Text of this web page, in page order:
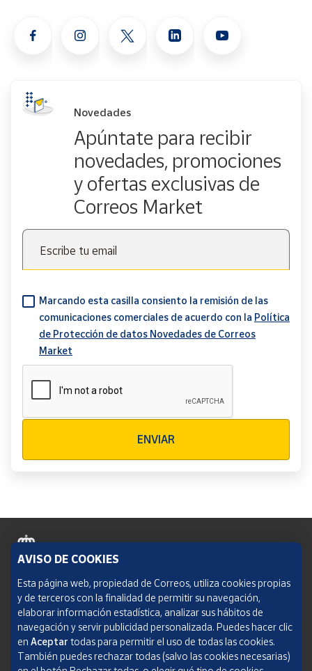
Novedades
Apúntate para recibir
novedades, promociones
y ofertas exclusivas de
Correos Market
Escribe tu email
Marcando esta casilla consiento la remisión de las
comunicaciones comerciales de acuerdo con la Política
de Protección de datos Novedades de Correos
Market
ENVIAR
Política de cookies
Aviso legal
Condiciones del servicio
Política de Privacidad Web
AVISO DE COOKIES
Esta página web, propiedad de Correos, utiliza cookies propias
y de terceros con la finalidad de permitir su navegación,
elaborar información estadística, analizar sus hábitos de
navegación y servir publicidad personalizada. Puedes hacer clic
en Aceptar todas para permitir el uso de todas las cookies.
También puedes rechazar todas (salvo las cookies necesarias)